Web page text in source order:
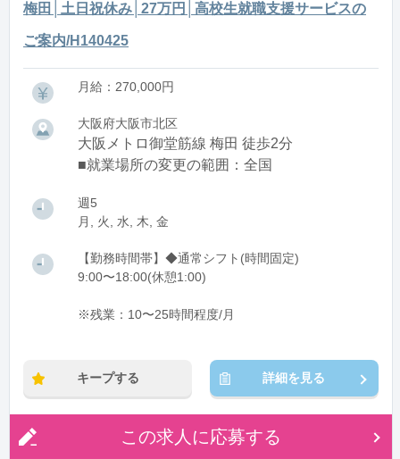
梅田│土日祝休み│27万円│高校生就職支援サービスの
ご案内/H140425
月給：270,000円
大阪府大阪市北区
大阪メトロ御堂筋線 梅田 徒歩2分
■就業場所の変更の範囲：全国
週5
月, 火, 水, 木, 金
【勤務時間帯】◆通常シフト(時間固定)
9:00〜18:00(休憩1:00)
※残業：10〜25時間程度/月
キープする 詳細を見る
この求人に応募する